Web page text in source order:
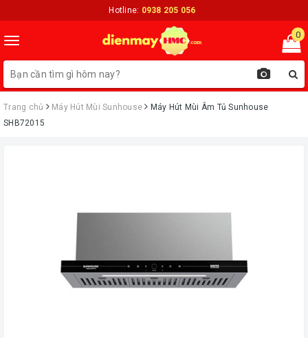
Hotline: 0938 205 056
Toggle
navigation
0
Trang chủ Máy Hút Mùi Sunhouse
Máy Hút Mùi Âm Tủ Sunhouse
SHB72015